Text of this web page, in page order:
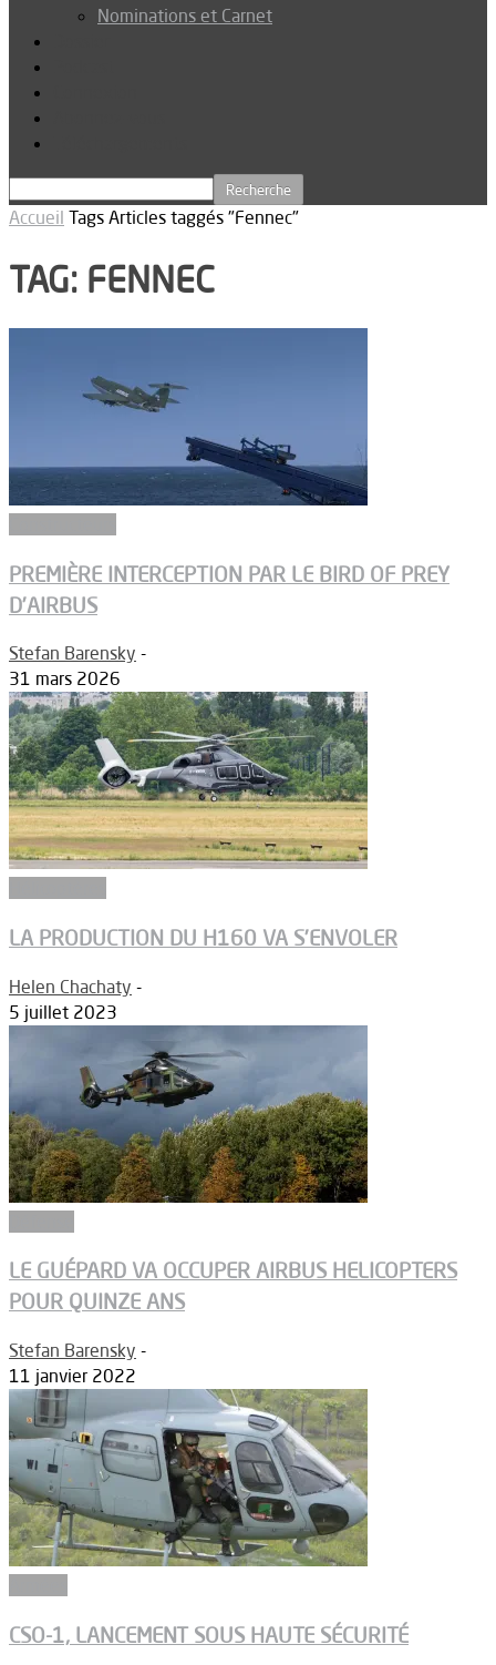
Nominations et Carnet
Accueil Tags Articles taggés "Fennec"
TAG: FENNEC
PREMIÈRE INTERCEPTION PAR LE BIRD OF PREY
D’AIRBUS
Stefan Barensky -
31 mars 2026
LA PRODUCTION DU H160 VA S’ENVOLER
Helen Chachaty -
5 juillet 2023
LE GUÉPARD VA OCCUPER AIRBUS HELICOPTERS
POUR QUINZE ANS
Stefan Barensky -
11 janvier 2022
CSO-1, LANCEMENT SOUS HAUTE SÉCURITÉ